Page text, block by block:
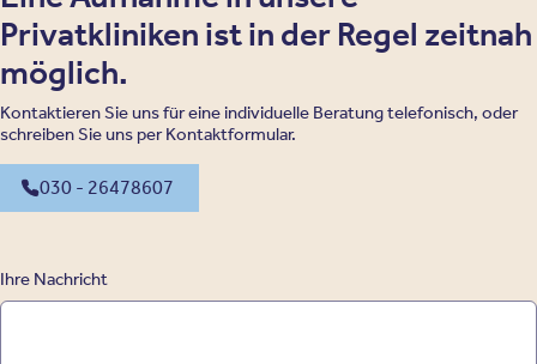
Privatkliniken ist in der Regel zeitnah
möglich.
Kontaktieren Sie uns für eine individuelle Beratung telefonisch, oder
schreiben Sie uns per Kontaktformular.
030 - 26478607
Ihre Nachricht